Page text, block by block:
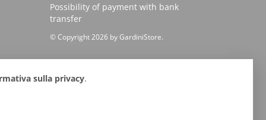
sulla privacy.
Possibility of payment with bank
transfer
© Copyright 2026 by GardiniStore.